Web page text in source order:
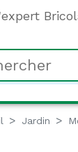
Jardin